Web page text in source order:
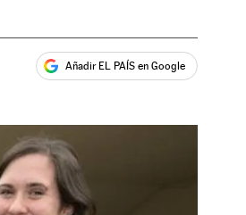
Añadir EL PAÍS en Google